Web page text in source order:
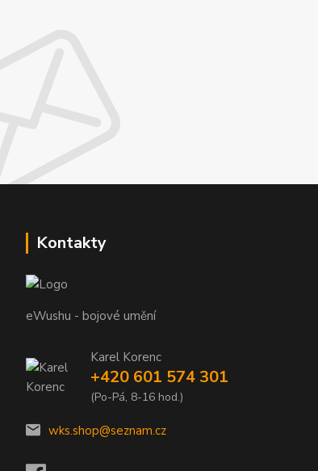
Kontakty
eWushu - bojové umění
Karel Korenc
+420 601 574 301
(Po-Pá, 8-16 hod.)
wks.shop@seznam.cz